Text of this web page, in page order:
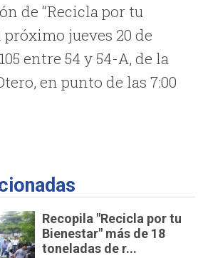
de “Recicla por tu
próximo jueves 20 de
entre 54 y 54-A, de la
en punto de las 7:00
Recopila "Recicla por tu
Bienestar" más de 18
toneladas de r...